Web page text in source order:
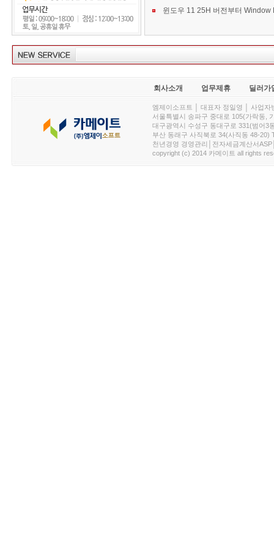
회사소개 업무제휴 딜러가
엠제이소프트 │ 대표자 정일영 │ 사업
서울특별시 송파구 중대로 105(가락동,
대구광역시 수성구 동대구로 331(범어3
부산 동래구 사직북로 34(사직동 48-20)
천년경영 경영관리│전자세금계산서
copyright (c) 2014 카메이트 all rights